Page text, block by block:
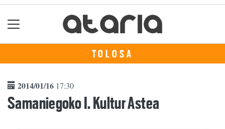
TOLOSA
2014/01/16 17:30
Samaniegoko I. Kultur Astea